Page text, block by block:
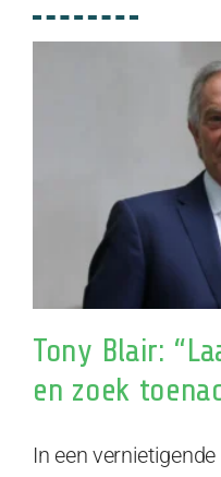
Tony Blair:
en zoek
In een